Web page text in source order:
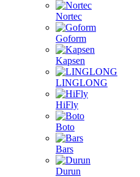
Nortec
Goform
Kapsen
LINGLONG
HiFly
Boto
Bars
Durun